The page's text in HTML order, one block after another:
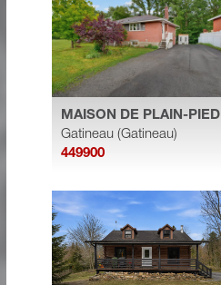
MAISON DE PLAIN-PIED
Gatineau (Gatineau)
449900